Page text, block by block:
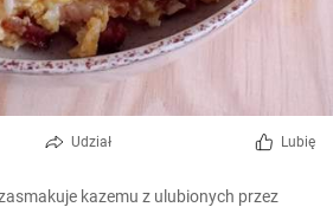
Udział Lubię
kazemu z ulubionych przez